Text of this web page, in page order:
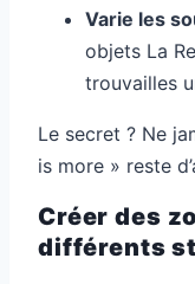
Varie les
objets La
trouvailles
Le secret ? Ne
is more » reste
Créer des
différents